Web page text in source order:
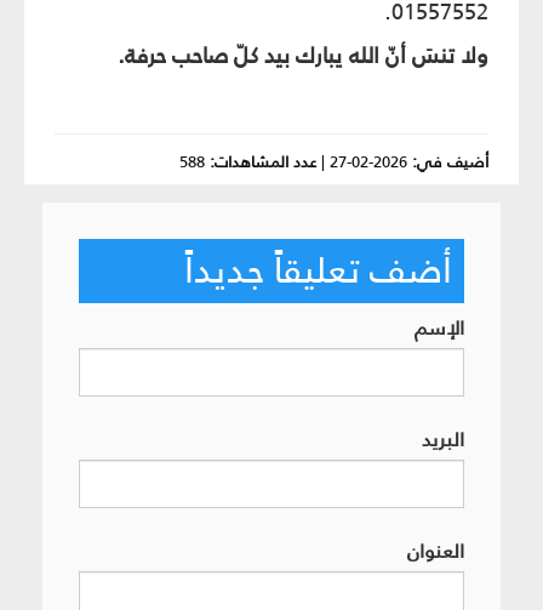
01557552.
ولا تنسَ أنّ الله يبارك بيد كلّ صاحب حرفة.
أضيف في: 2026-02-27
|عدد المشاهدات: 588
أضف تعليقاً جديداً
الإسم
البريد
العنوان